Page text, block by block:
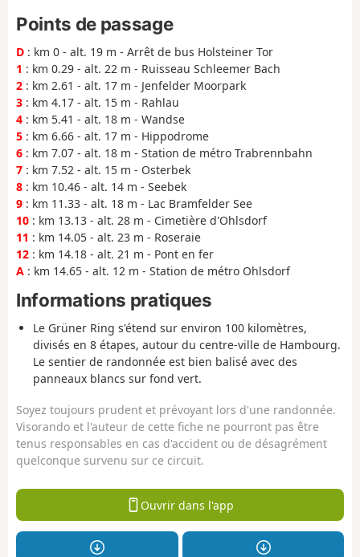
Points de passage
D : km 0 - alt. 19 m - Arrêt de bus Holsteiner Tor
1 : km 0.29 - alt. 22 m - Ruisseau Schleemer Bach
2 : km 2.61 - alt. 17 m - Jenfelder Moorpark
3 : km 4.17 - alt. 15 m - Rahlau
4 : km 5.41 - alt. 18 m - Wandse
5 : km 6.66 - alt. 17 m - Hippodrome
6 : km 7.07 - alt. 18 m - Station de métro Trabrennbahn
7 : km 7.52 - alt. 15 m - Osterbek
8 : km 10.46 - alt. 14 m - Seebek
9 : km 11.33 - alt. 18 m - Lac Bramfelder See
10 : km 13.13 - alt. 28 m - Cimetière d'Ohlsdorf
11 : km 14.05 - alt. 23 m - Roseraie
12 : km 14.18 - alt. 21 m - Pont en fer
A : km 14.65 - alt. 12 m - Station de métro Ohlsdorf
Informations pratiques
Le Grüner Ring s'étend sur environ 100 kilomètres,
divisés en 8 étapes, autour du centre-ville de Hambourg.
Le sentier de randonnée est bien balisé avec des
panneaux blancs sur fond vert.
Soyez toujours prudent et prévoyant lors d'une randonnée.
Visorando et l'auteur de cette fiche ne pourront pas être
tenus responsables en cas d'accident ou de désagrément
quelconque survenu sur ce circuit.
Ouvrir dans l'app